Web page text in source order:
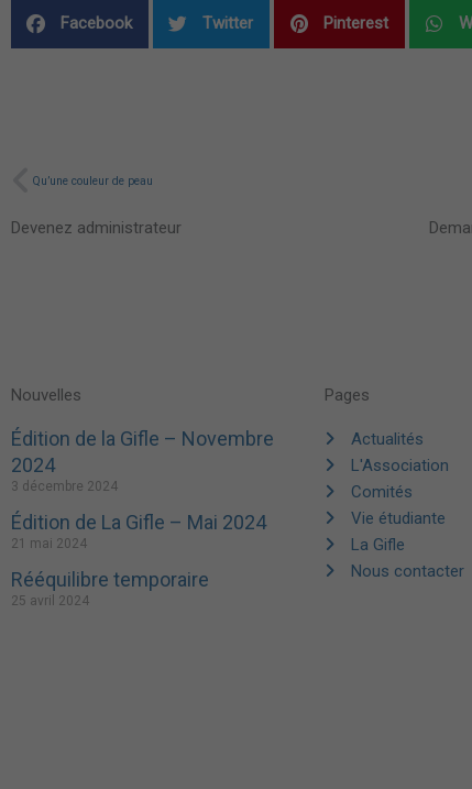
Facebook Twitter Pinterest
Précédent
Qu’une couleur de peau
Devenez administrateur
Nouvelles
Édition de la Gifle – Novembre
2024
3 décembre 2024
Édition de La Gifle – Mai 2024
21 mai 2024
Rééquilibre temporaire
25 avril 2024
Pages
Actualités
L'Association
Comités
Vie étudiante
La Gifle
Nous contacter